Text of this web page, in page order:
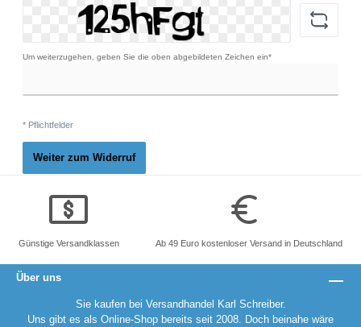
Um weiterzugehen, geben Sie die oben abgebildeten Zeichen ein*
* Pflichtfelder
Weiter zum Widerruf
Günstige Versandklassen Ab 49 Euro kostenloser Versand in Deutschland
Über uns
Sie kaufen bei Versandhandel Karl Schreiber.
Uns gibt es als Online-Shop bereits seit 2008. Doch beinahe wäre